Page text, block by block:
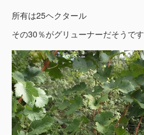
所有は25ヘクタール
その30％がグリューナーだそうです